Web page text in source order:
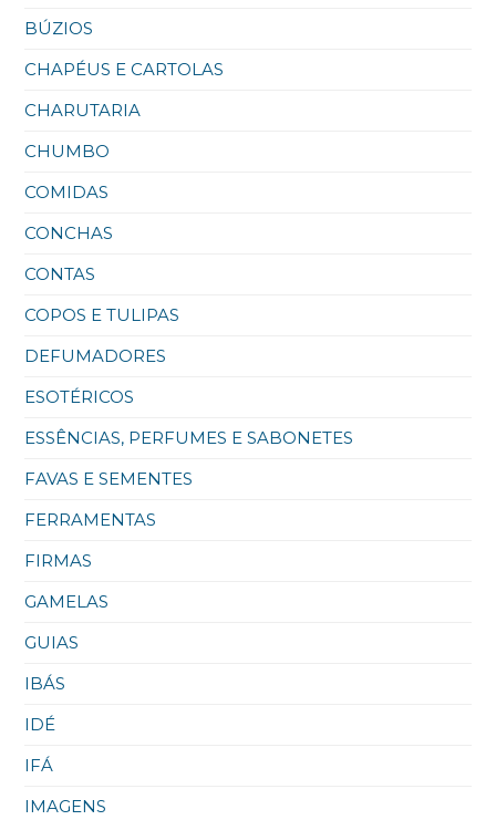
BÚZIOS
CHAPÉUS E CARTOLAS
CHARUTARIA
CHUMBO
COMIDAS
CONCHAS
CONTAS
COPOS E TULIPAS
DEFUMADORES
ESOTÉRICOS
ESSÊNCIAS, PERFUMES E SABONETES
FAVAS E SEMENTES
FERRAMENTAS
FIRMAS
GAMELAS
GUIAS
IBÁS
IDÉ
IFÁ
IMAGENS